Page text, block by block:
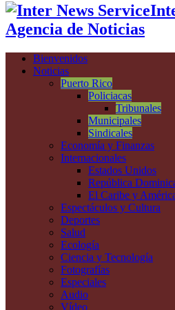
Agencia de Noticias
Bienvenidos
Noticias
Puerto Rico
Policiacas
Tribunales
Municipales
Sindicales
Economía y Finanzas
Internacionales
Estados Unidos
República
El Caribe y
Espectáculos y Cultura
Deportes
Salud
Ecología
Ciencia y Tecnología
Fotografías
Especiales
Audio
Vídeo